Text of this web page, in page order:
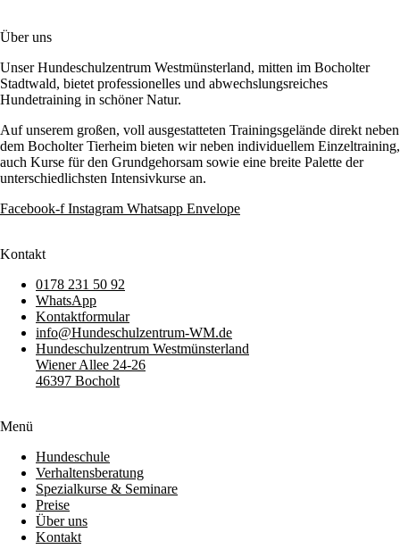
Über uns
Unser Hundeschulzentrum Westmünsterland, mitten im Bocholter
Stadtwald, bietet professionelles und abwechslungsreiches
Hundetraining in schöner Natur.
Auf unserem großen, voll ausgestatteten Trainingsgelände direkt neben
dem Bocholter Tierheim bieten wir neben individuellem Einzeltraining,
auch Kurse für den Grundgehorsam sowie eine breite Palette der
unterschiedlichsten Intensivkurse an.
Facebook-f Instagram Whatsapp Envelope
Kontakt
0178 231 50 92
WhatsApp
Kontaktformular
info@Hundeschulzentrum-WM.de
Hundeschulzentrum Westmünsterland
Wiener Allee 24-26
46397 Bocholt
Menü
Hundeschule
Verhaltensberatung
Spezialkurse & Seminare
Preise
Über uns
Kontakt